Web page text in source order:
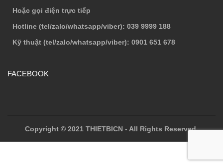
Hoặc gọi điện trực tiếp
Hotline (tel/zalo/whatsapp/viber): 039 9999 188
Kỹ thuật (tel/zalo/whatsapp/viber): 0901 651 678
FACEBOOK
Copyright © 2021 THIETBICN - All Rights Reserved.